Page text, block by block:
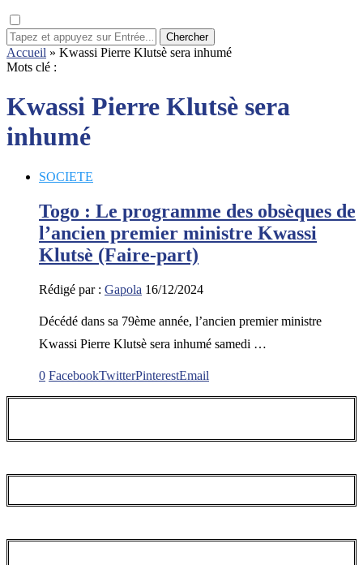
Chercher
Accueil » Kwassi Pierre Klutsè sera inhumé
Mots clé :
Kwassi Pierre Klutsè sera
inhumé
SOCIETE
Togo : Le programme des obsèques de
l’ancien premier ministre Kwassi
Klutsè (Faire-part)
Rédigé par : Gapola 16/12/2024
Décédé dans sa 79ème année, l’ancien premier ministre
Kwassi Pierre Klutsè sera inhumé samedi …
0 FacebookTwitterPinterestEmail